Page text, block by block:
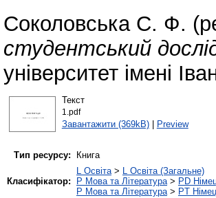
Соколовська С. Ф.
студентський
університет імені
Текст
1.pdf
Завантажити (369kB)| Preview
Тип ресурсу: Книга
Класифікатор:
L Освіта> L Освіта (Загальне)
P Мова та Література> PD
P Мова та Література> PT